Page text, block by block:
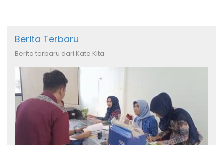
Berita Terbaru
Berita terbaru dari Kata Kita